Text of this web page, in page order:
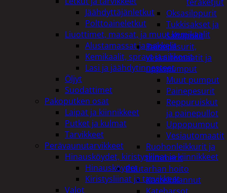
Oksasilppurit
Tukkisakset ja
sahapukit
Painepesurit,
vesiautomaatit ja
uppopumput
Muut pumput
Painepesurit
Reppuruiskut
ja painepullot
Uppopumput
Vesiautomaatit
Ruohonleikkurit ja
trimmerit
Puutarhan hoito
Kastelukannut
Jäähdyttäjänletkut
Polttoaineletkut
Liuottimet, massat, ja muut kemikaalit
Alustamassat ja pakkelit
Kemikaalit, sprayt ja silikonit
Lasi ja jäähdytinnesteet
Öljyt
Suodattimet
Pakoputken osat
Laipat ja kiinnikkeet
Putket ja kulmat
Tarvikkeet
Perävaunutarvikkeet
Hinausköydet, kiristysliinat ja kiinnikkeet
Hinausköydet
Kiristysliinat ja tarvikkeet
Valot